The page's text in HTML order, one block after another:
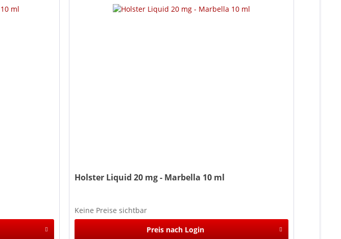
Holster Liquid 20 mg - Marbella 10 ml
Keine Preise sichtbar
Preis nach Login